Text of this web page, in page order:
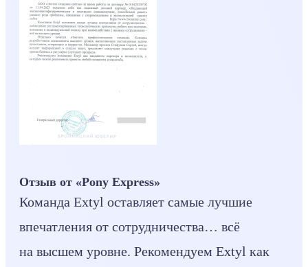
Отзыв от «Pony Express»
Команда Extyl оставляет самые лучшие
впечатления от сотрудничества… всё
на высшем уровне. Рекомендуем Extyl как